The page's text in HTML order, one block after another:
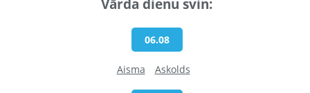
Vārda dienu svin:
06.08
Aisma Askolds